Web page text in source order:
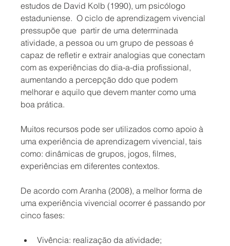
estudos de David Kolb (1990), um psicólogo
estaduniense.  O ciclo de aprendizagem vivencial
pressupõe que  partir de uma determinada
atividade, a pessoa ou um grupo de pessoas é
capaz de refletir e extrair analogias que conectam
com as experiências do dia-a-dia profissional,
aumentando a percepção ddo que podem
melhorar e aquilo que devem manter como uma
boa prática.
Muitos recursos pode ser utilizados como apoio à
uma experiência de aprendizagem vivencial, tais
como: dinâmicas de grupos, jogos, filmes,
experiências em diferentes contextos.
De acordo com Aranha (2008), a melhor forma de
uma experiência vivencial ocorrer é passando por
cinco fases:
Vivência: realização da atividade;